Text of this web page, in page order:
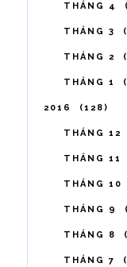
THÁNG 4
THÁNG 3
THÁNG 2
THÁNG 1
2016 128
THÁNG 12
THÁNG 11
THÁNG 10
THÁNG 9
THÁNG 8
THÁNG 7